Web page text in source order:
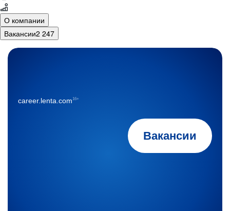
О компании
Вакансии2 247
Вакансии
career.lenta.com16+